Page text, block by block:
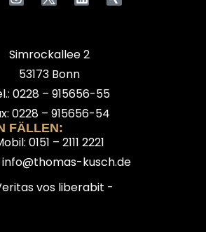
Simrockallee 2
53173 Bonn
0228 – 915656-55
0228 – 915656-54
FÄLLEN:
0151 – 2111 2221
info@thomas-kusch.de
vos liberabit -